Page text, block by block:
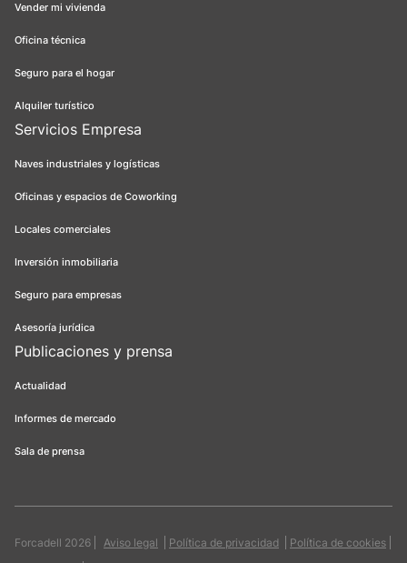
Vender mi vivienda
Oficina técnica
Seguro para el hogar
Alquiler turístico
Servicios Empresa
Naves industriales y logísticas
Oficinas y espacios de Coworking
Locales comerciales
Inversión inmobiliaria
Seguro para empresas
Asesoría jurídica
Publicaciones y prensa
Actualidad
Informes de mercado
Sala de prensa
Forcadell 2026 Aviso legal Política de privacidad
Política de cookies